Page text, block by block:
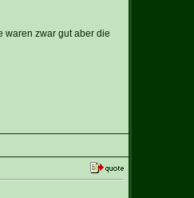
waren zwar gut aber die